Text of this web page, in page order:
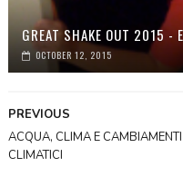
GREAT SHAKE OUT 2015 -
OCTOBER 12, 2015
PREVIOUS
ACQUA, CLIMA E CAMBIAMENTI
CLIMATICI